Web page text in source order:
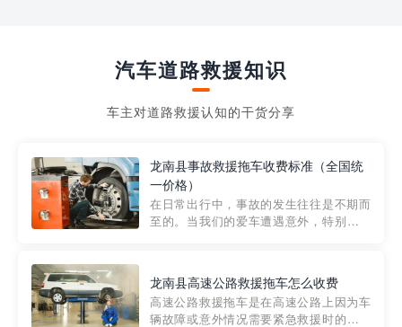
汽车道路救援知识
车主对道路救援认知的干货分享
龙南县事故救援拖车收费标准（全国统
一价格）
在日常出行中，事故的发生往往是不期而
至的。当我们的爱车遭遇意外，特别是在
细解析一下市区事故救援拖车的收费标
准，以及在选用拖车服务时应注...
龙南县高速公路救援拖车怎么收费
高速公路救援拖车是在高速公路上因为车
辆故障或意外情况需要紧急救援时的必备